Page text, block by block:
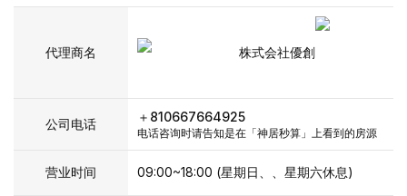
代理商名 株式会社優創
公司电话 ＋810667664925
电话咨询时请告知是在「神居秒算」上看到的房源
营业时间 09:00~18:00 (星期日、、星期六休息)